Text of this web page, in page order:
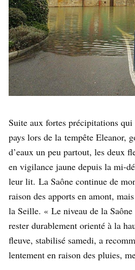
Suite aux fortes précipitations qui
pays lors de la tempête Eleanor,
d’eaux un peu partout, les deux
en vigilance jaune depuis la mi-
leur lit. La Saône continue de
raison des apports en amont,
la Seille. « Le niveau de la
rester durablement orienté à la
fleuve, stabilisé samedi, a
lentement en raison des pluies,